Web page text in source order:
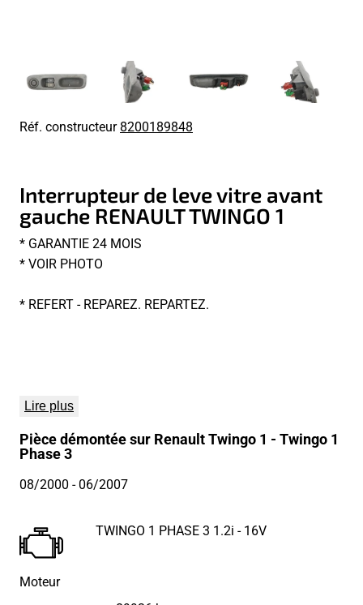
Réf. constructeur8200189848
Interrupteur de leve vitre avant
gauche RENAULT TWINGO 1
* GARANTIE 24 MOIS
* VOIR PHOTO
* REFERT - REPAREZ. REPARTEZ.
Lire plus
Pièce démontée sur Renault Twingo 1 - Twingo 1
Phase 3
08/2000 - 06/2007
Moteur
TWINGO 1 PHASE 3 1.2i - 16V